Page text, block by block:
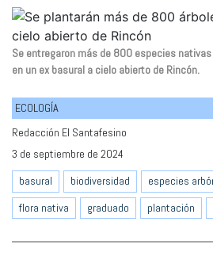
Se entregaron más de 800 especies
en un ex basural a cielo abierto de Rincón.
ECOLOGÍA
Redacción El Santafesino
3 de septiembre de 2024
basural
biodiversidad especies
flora nativa
graduado plantación